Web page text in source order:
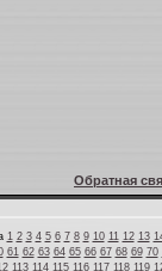
Обратная
1 2 3 4 5 6 7 8 9 10 11 12 13
61 62 63 64 65 66 67 68 69 70
113 114 115 116 117 118 119